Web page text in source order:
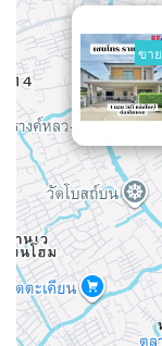
ขาย